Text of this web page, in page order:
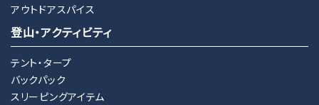
アウトドアスパイス
登山・アクティビティ
テント・タープ
バックパック
スリーピングアイテム